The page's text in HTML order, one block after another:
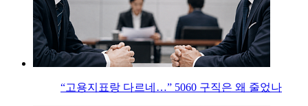
“고용지표랑 다르네…” 5060 구직은 왜 줄었나